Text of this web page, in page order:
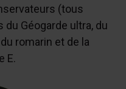
(tous
Géogarde ultra, du
romarin et de la
E.